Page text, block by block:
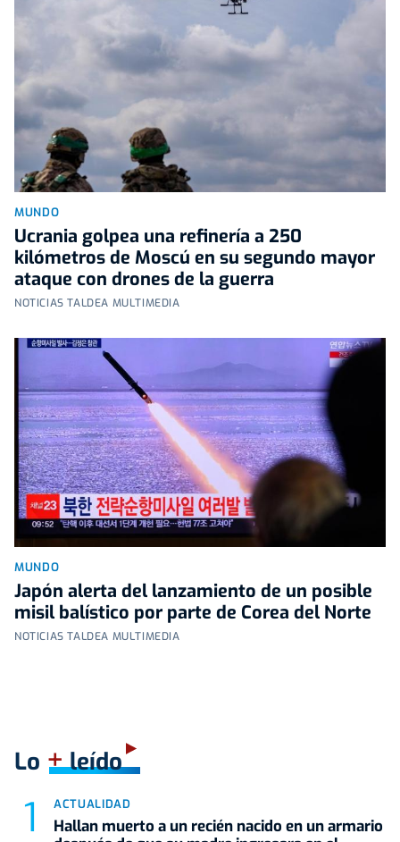
MUNDO
Ucrania golpea una refinería a 250
kilómetros de Moscú en su segundo mayor
ataque con drones de la guerra
NOTICIAS TALDEA MULTIMEDIA
MUNDO
Japón alerta del lanzamiento de un posible
misil balístico por parte de Corea del Norte
NOTICIAS TALDEA MULTIMEDIA
Lo +leído
ACTUALIDAD
Hallan muerto a un recién nacido en un armario